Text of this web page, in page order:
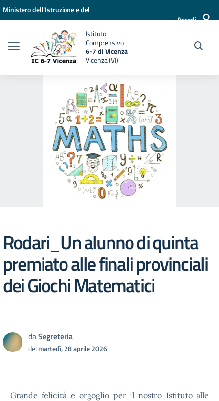
Vai ai contenuti
Vai al menu di navigazione
Vai al footer
Ministero dell'Istruzione e del
Accedi
Istituto
Comprensivo
6-7 di Vicenza
Vicenza (VI)
Rodari_Un alunno di quinta
premiato alle finali provinciali
dei Giochi Matematici
daSegreteria
delmartedì, 28 aprile 2026
Grande felicità e orgoglio per il nostro Istituto alle